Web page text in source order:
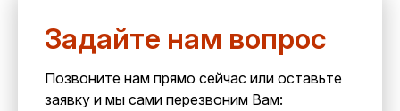
Задайте нам вопрос
Позвоните нам прямо сейчас или оставьте
заявку и мы сами перезвоним Вам: